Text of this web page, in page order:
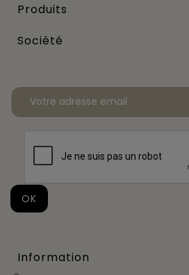
Produits
Société
Information